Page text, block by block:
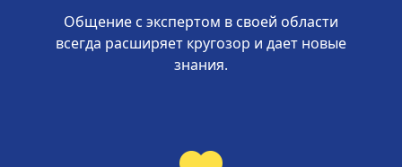
Общение с экспертом в своей области
всегда расширяет кругозор и дает новые
знания.